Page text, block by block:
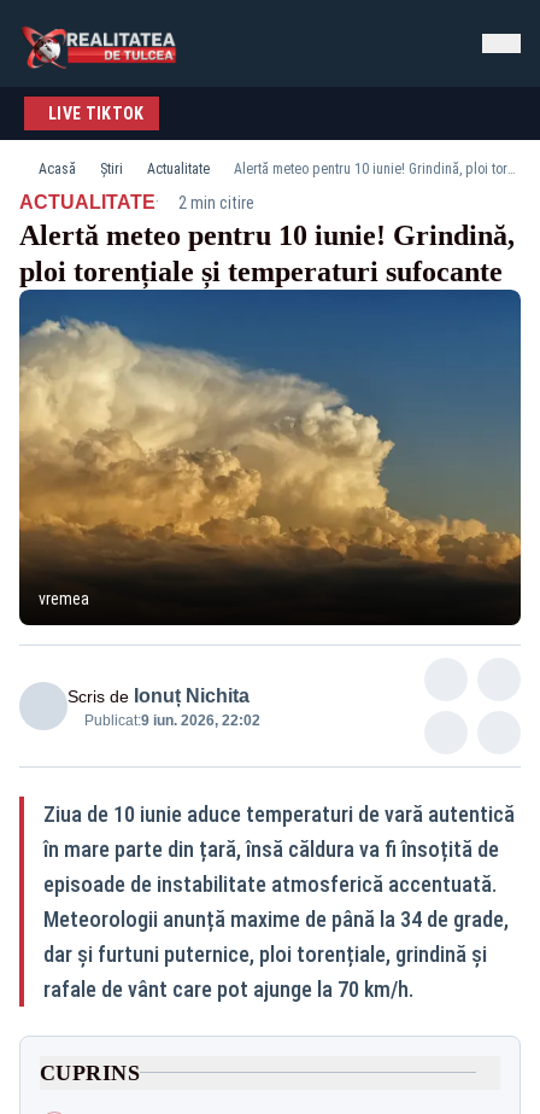
LIVE TIKTOK
Acasă Știri Actualitate Alertă meteo pentru 10 iunie! Grindină, ploi torențiale și temperaturi sufocante
ACTUALITATE· 2 min citire
Alertă meteo pentru 10 iunie! Grindină,
ploi torențiale și temperaturi sufocante
vremea
Scris de Ionuț Nichita
Publicat:9 iun. 2026, 22:02
Ziua de 10 iunie aduce temperaturi de vară autentică
în mare parte din țară, însă căldura va fi însoțită de
episoade de instabilitate atmosferică accentuată.
Meteorologii anunță maxime de până la 34 de grade,
dar și furtuni puternice, ploi torențiale, grindină și
rafale de vânt care pot ajunge la 70 km/h.
CUPRINS